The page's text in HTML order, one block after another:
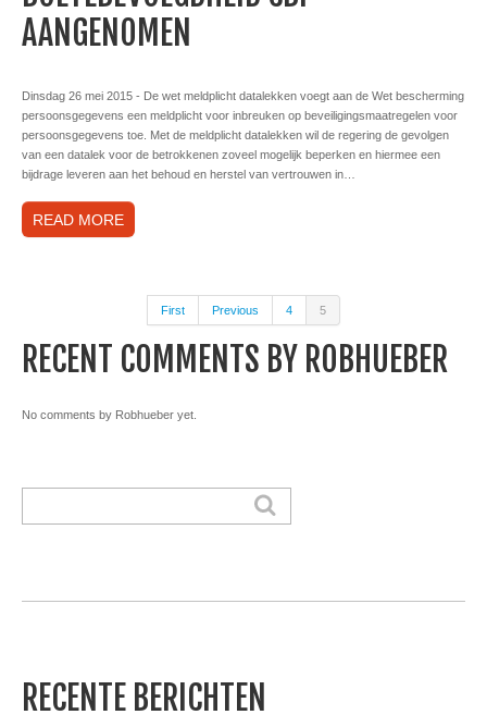
AANGENOMEN
Dinsdag 26 mei 2015 - De wet meldplicht datalekken voegt aan de Wet bescherming
persoonsgegevens een meldplicht voor inbreuken op beveiligingsmaatregelen voor
persoonsgegevens toe. Met de meldplicht datalekken wil de regering de gevolgen
van een datalek voor de betrokkenen zoveel mogelijk beperken en hiermee een
bijdrage leveren aan het behoud en herstel van vertrouwen in…
READ MORE
First Previous 4 5
RECENT COMMENTS BY ROBHUEBER
No comments by Robhueber yet.
RECENTE BERICHTEN